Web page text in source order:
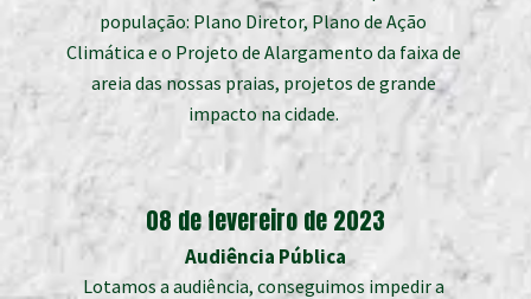
população: Plano Diretor, Plano de Ação
Climática e o Projeto de Alargamento da faixa de
areia das nossas praias, projetos de grande
impacto na cidade.
08 de fevereiro de 2023
Audiência Pública
Lotamos a audiência, conseguimos impedir a